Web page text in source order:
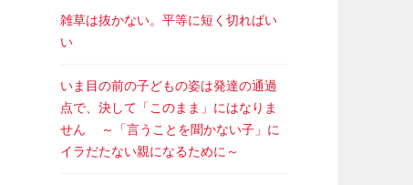
雑草は抜かない。平等に短く切ればい
い
いま目の前の子どもの姿は発達の通過
点で、決して「このまま」にはなりま
せん ～「言うことを聞かない子」に
イラだたない親になるために～